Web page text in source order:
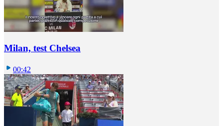
Milan, test Chelsea
00:42